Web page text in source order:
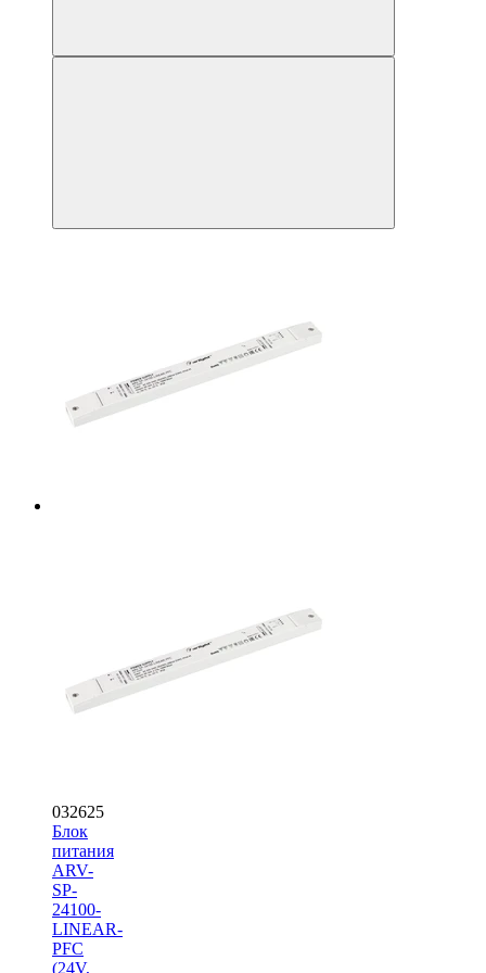
032625
Блок
питания
ARV-
SP-
24100-
LINEAR-
PFC
(24V,